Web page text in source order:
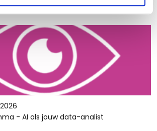
- AI als jouw data-analist